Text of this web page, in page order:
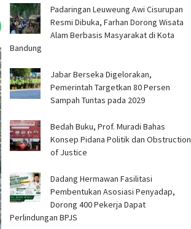
Padaringan Leuweung Awi Cisurupan
Resmi Dibuka, Farhan Dorong Wisata
Alam Berbasis Masyarakat di Kota
Bandung
Jabar Berseka Digelorakan,
Pemerintah Targetkan 80 Persen
Sampah Tuntas pada 2029
Bedah Buku, Prof. Muradi Bahas
Konsep Pidana Politik dan Obstruction
of Justice
Dadang Hermawan Fasilitasi
Pembentukan Asosiasi Penyadap,
Dorong 400 Pekerja Dapat
Perlindungan BPJS